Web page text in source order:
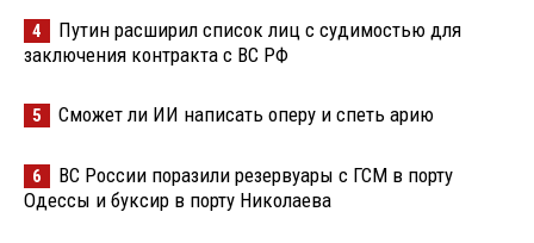
4
Путин расширил список лиц с судимостью для
заключения контракта с ВС РФ
5 Сможет ли ИИ написать оперу и спеть арию
6
ВС России поразили резервуары с ГСМ в порту
Одессы и буксир в порту Николаева